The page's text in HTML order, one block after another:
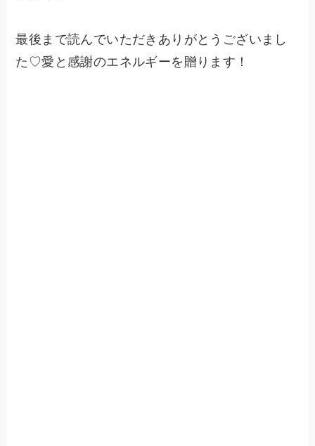
最後まで読んでいただきありがとうございまし
た♡愛と感謝のエネルギーを贈ります！